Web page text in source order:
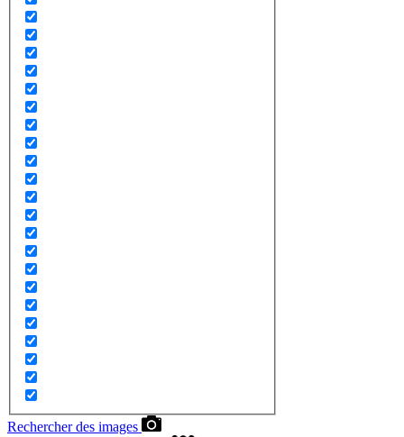
Rechercher des images